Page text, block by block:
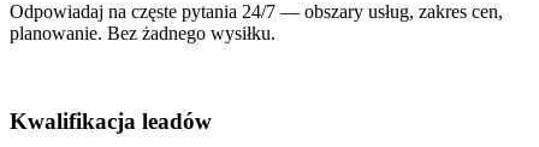
Odpowiadaj na częste pytania 24/7 — obszary usług, zakres cen,
planowanie. Bez żadnego wysiłku.
Kwalifikacja leadów